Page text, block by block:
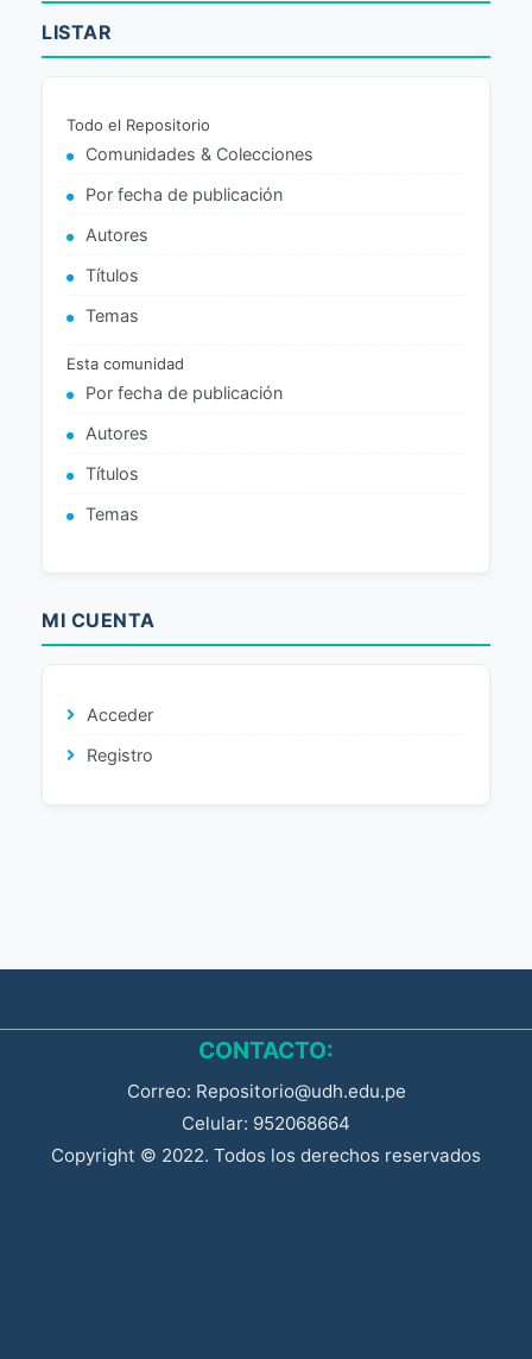
LISTAR
Todo el Repositorio
Comunidades & Colecciones
Por fecha de publicación
Autores
Títulos
Temas
Esta comunidad
Por fecha de publicación
Autores
Títulos
Temas
MI CUENTA
Acceder
Registro
CONTACTO:
Correo: Repositorio@udh.edu.pe
Celular: 952068664
Copyright © 2022. Todos los derechos reservados